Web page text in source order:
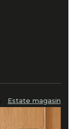
Estate magasin